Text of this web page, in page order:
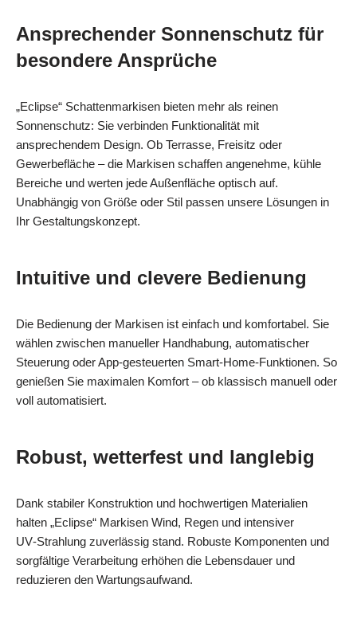
Ansprechender Sonnenschutz für
besondere Ansprüche
„Eclipse“ Schattenmarkisen bieten mehr als reinen
Sonnenschutz: Sie verbinden Funktionalität mit
ansprechendem Design. Ob Terrasse, Freisitz oder
Gewerbefläche – die Markisen schaffen angenehme, kühle
Bereiche und werten jede Außenfläche optisch auf.
Unabhängig von Größe oder Stil passen unsere Lösungen in
Ihr Gestaltungskonzept.
Intuitive und clevere Bedienung
Die Bedienung der Markisen ist einfach und komfortabel. Sie
wählen zwischen manueller Handhabung, automatischer
Steuerung oder App‑gesteuerten Smart‑Home‑Funktionen. So
genießen Sie maximalen Komfort – ob klassisch manuell oder
voll automatisiert.
Robust, wetterfest und langlebig
Dank stabiler Konstruktion und hochwertigen Materialien
halten „Eclipse“ Markisen Wind, Regen und intensiver
UV‑Strahlung zuverlässig stand. Robuste Komponenten und
sorgfältige Verarbeitung erhöhen die Lebensdauer und
reduzieren den Wartungsaufwand.